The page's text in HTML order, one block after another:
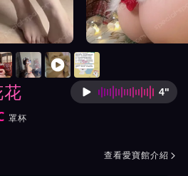
花 按摩師
4"
罩杯
格與特色
摩會館介紹與班表
查看愛寶館介紹 
介紹及客戶評價截屏展示